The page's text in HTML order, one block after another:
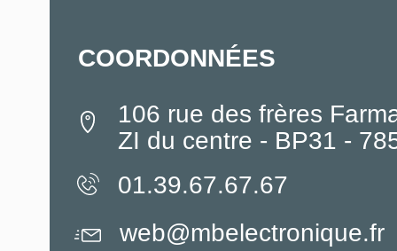
COORDONNÉES
106 rue des frères
ZI du centre - BP31 -
01.39.67.67.67
web@mbelectronique.fr